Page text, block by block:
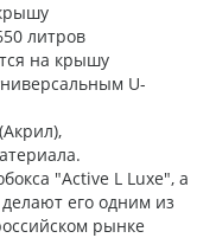
литров
на крышу
U-
"Active L Luxe", а
его одним из
рынке